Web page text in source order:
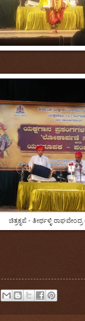
ಚಿತ್ರಕೃಪೆ - ತೀರ್ಥಳ್ಳಿ